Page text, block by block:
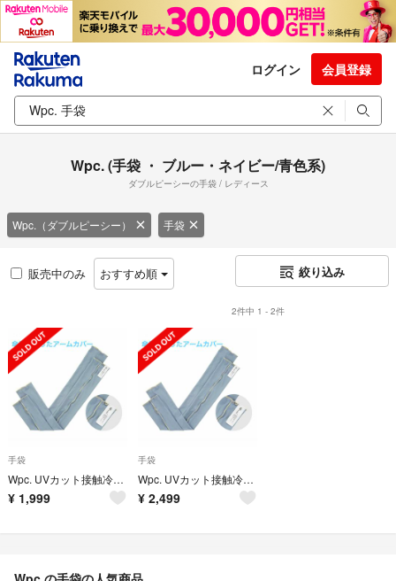
ログイン 会員登録
Wpc. (手袋 ・ ブルー・ネイビー/青色系)
ダブルピーシーの手袋 / レディース
Wpc.（ダブルピーシー） 手袋
販売中のみ おすすめ順 絞り込み
2件中 1 - 2件
手袋
Wpc. UVカット接触冷感 アームカバー ブルー
¥ 1,999
手袋
Wpc. UVカット接触冷感 アームカバー ブルー
¥ 2,499